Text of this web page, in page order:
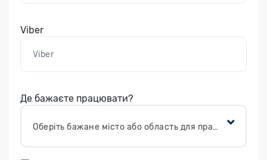
Viber
Де бажаєте працювати?
Оберіть бажане місто або область для працевлаштування